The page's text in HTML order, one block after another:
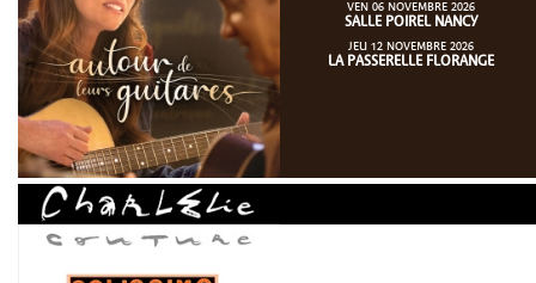
VEN 06 NOVEMBRE 2026
SALLE POIREL NANCY
JEU 12 NOVEMBRE 2026
LA PASSERELLE FLORANGE